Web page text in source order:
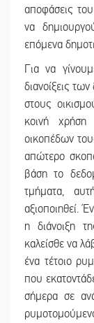
αποφάσεις
να
επόμενα
Για να
διανοίξεις
στους
κοινή
οικοπέδων
απώτερο
βάση το
τμήματα,
αξιοποιηθεί.
η διάνοιξη
καλείσθε να
ένα τέτοιο
που
σήμερα σε